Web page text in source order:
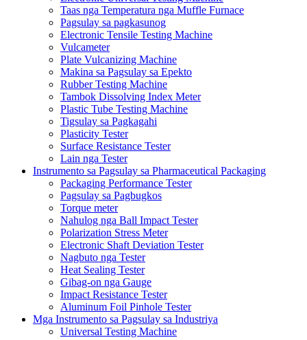
Taas nga Temperatura nga Muffle Furnace
Pagsulay sa pagkasunog
Electronic Tensile Testing Machine
Vulcameter
Plate Vulcanizing Machine
Makina sa Pagsulay sa Epekto
Rubber Testing Machine
Tambok Dissolving Index Meter
Plastic Tube Testing Machine
Tigsulay sa Pagkagahi
Plasticity Tester
Surface Resistance Tester
Lain nga Tester
Instrumento sa Pagsulay sa Pharmaceutical Packaging
Packaging Performance Tester
Pagsulay sa Pagbugkos
Torque meter
Nahulog nga Ball Impact Tester
Polarization Stress Meter
Electronic Shaft Deviation Tester
Nagbuto nga Tester
Heat Sealing Tester
Gibag-on nga Gauge
Impact Resistance Tester
Aluminum Foil Pinhole Tester
Mga Instrumento sa Pagsulay sa Industriya
Universal Testing Machine